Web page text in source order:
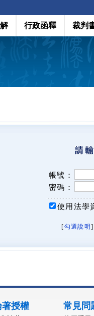
行政函釋 裁判
帳號：
密碼：
使用法學
[勾選說明
著授權 常見問